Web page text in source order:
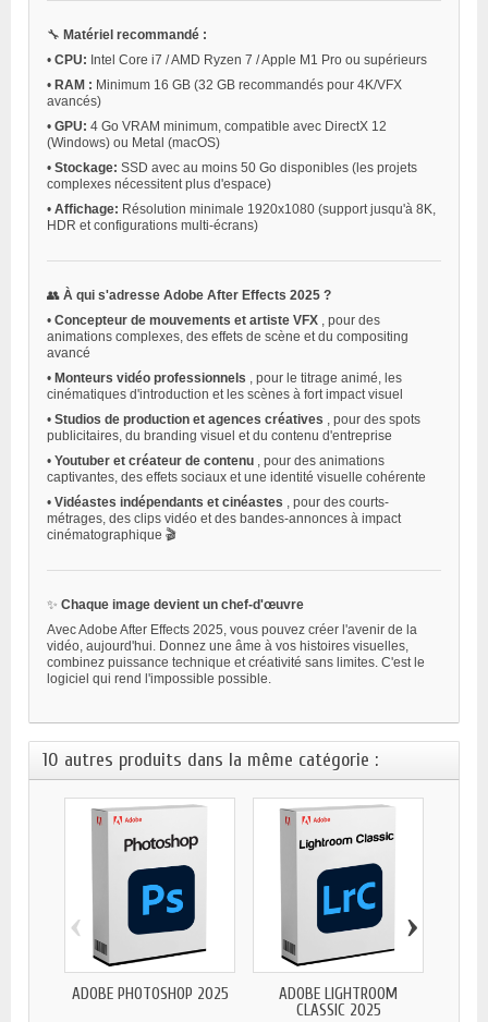
🔧 Matériel recommandé :
• CPU: Intel Core i7 / AMD Ryzen 7 / Apple M1 Pro ou supérieurs
• RAM : Minimum 16 GB (32 GB recommandés pour 4K/VFX
avancés)
• GPU: 4 Go VRAM minimum, compatible avec DirectX 12
(Windows) ou Metal (macOS)
• Stockage: SSD avec au moins 50 Go disponibles (les projets
complexes nécessitent plus d'espace)
• Affichage: Résolution minimale 1920x1080 (support jusqu'à 8K,
HDR et configurations multi-écrans)
👥 À qui s'adresse Adobe After Effects 2025 ?
• Concepteur de mouvements et artiste VFX , pour des
animations complexes, des effets de scène et du compositing
avancé
• Monteurs vidéo professionnels , pour le titrage animé, les
cinématiques d'introduction et les scènes à fort impact visuel
• Studios de production et agences créatives , pour des spots
publicitaires, du branding visuel et du contenu d'entreprise
• Youtuber et créateur de contenu , pour des animations
captivantes, des effets sociaux et une identité visuelle cohérente
• Vidéastes indépendants et cinéastes , pour des courts-
métrages, des clips vidéo et des bandes-annonces à impact
cinématographique 🎬
✨ Chaque image devient un chef-d'œuvre
Avec Adobe After Effects 2025, vous pouvez créer l'avenir de la
vidéo, aujourd'hui. Donnez une âme à vos histoires visuelles,
combinez puissance technique et créativité sans limites. C'est le
logiciel qui rend l'impossible possible.
10 autres produits dans la même catégorie :
ADOBE PHOTOSHOP 2025
ADOBE LIGHTROOM
CLASSIC 2025
‹ ›